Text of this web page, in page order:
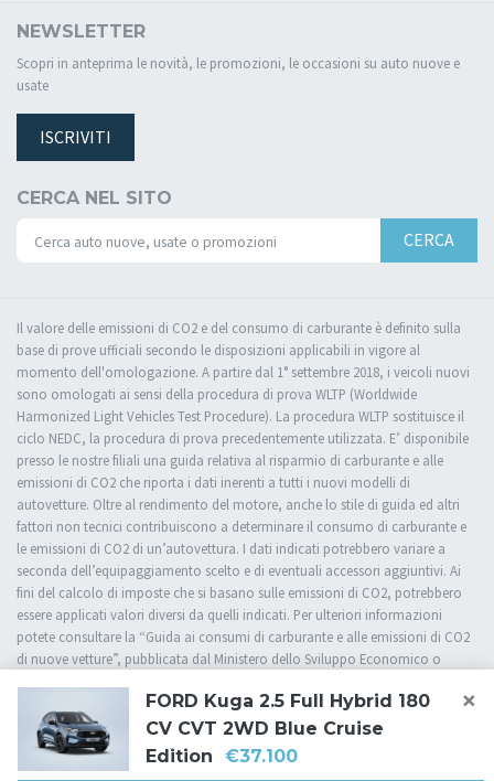
×
FORD Kuga 2.5 Full Hybrid 180
CV CVT 2WD Blue Cruise
Edition
€37.100
NEWSLETTER
Scopri in anteprima le novità, le promozioni, le occasioni su auto nuove e
usate
ISCRIVITI
CERCA NEL SITO
CERCA
Il valore delle emissioni di CO2 e del consumo di carburante è definito sulla
base di prove ufficiali secondo le disposizioni applicabili in vigore al
momento dell'omologazione. A partire dal 1° settembre 2018, i veicoli nuovi
sono omologati ai sensi della procedura di prova WLTP (Worldwide
Harmonized Light Vehicles Test Procedure). La procedura WLTP sostituisce il
ciclo NEDC, la procedura di prova precedentemente utilizzata. E’ disponibile
presso le nostre filiali una guida relativa al risparmio di carburante e alle
emissioni di CO2 che riporta i dati inerenti a tutti i nuovi modelli di
autovetture. Oltre al rendimento del motore, anche lo stile di guida ed altri
fattori non tecnici contribuiscono a determinare il consumo di carburante e
le emissioni di CO2 di un’autovettura. I dati indicati potrebbero variare a
seconda dell’equipaggiamento scelto e di eventuali accessori aggiuntivi. Ai
fini del calcolo di imposte che si basano sulle emissioni di CO2, potrebbero
essere applicati valori diversi da quelli indicati. Per ulteriori informazioni
potete consultare la “Guida ai consumi di carburante e alle emissioni di CO2
di nuove vetture”, pubblicata dal Ministero dello Sviluppo Economico o
Cookie Policy